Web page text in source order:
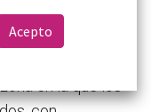
que las cifras
próximos días.
en la que los
Acepto